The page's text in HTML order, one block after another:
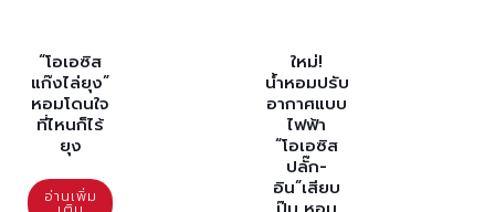
“โอเอซิส
แก๊งไล่ยุง”
หอมโดนใจ
ที่ไหนก็ไร้
ยุง
อ่านเพิ่ม
ใหม่!
น้ำหอมปรับ
อากาศแบบ
ไฟฟ้า
“โอเอซิส
ปลั๊ก-
อิน”เสียบ